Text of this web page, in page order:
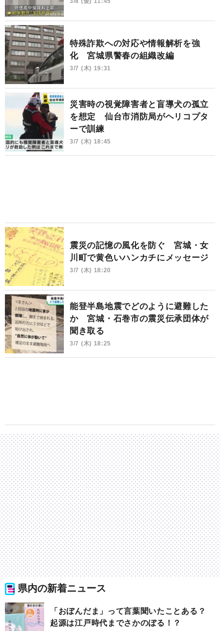
特殊詐欺への対応や情報解析を強
化 宮城県警春の組織改編
3/7 (木) 19:31
災害時の視覚障害者と盲導犬の孤立
を想定 仙台市消防局がヘリコプタ
ーで訓練
3/7 (木) 18:45
震災の記憶の風化を防ぐ 宮城・女
川町で黄色いハンカチにメッセージ
3/7 (木) 18:20
能登半島地震でどのように避難した
か 宮城・石巻市の震災伝承団体が
聞き取る
3/7 (木) 18:25
県内の新着ニュース
「おぼんだま」って言葉聞いたことある？
起源は江戸時代までさかのぼる！？